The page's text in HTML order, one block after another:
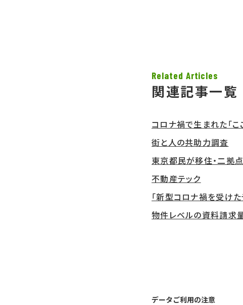
Related Articles
関連記事一覧
コロナ禍で生まれた「こ
街と人の共助力調査
東京都民が移住・二拠
不動産テック
「新型コロナ禍を受け
物件レベルの資料請求
データご利用の注意